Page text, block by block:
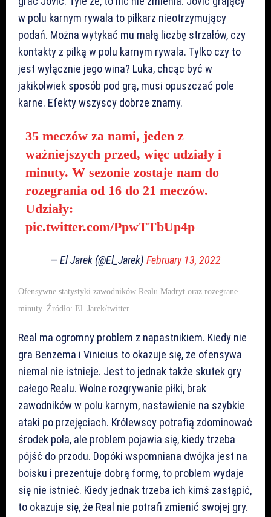
w polu karnym rywala to piłkarz nieotrzymujący
podań. Można wytykać mu małą liczbę strzałów, czy
kontakty z piłką w polu karnym rywala. Tylko czy to
jest wyłącznie jego wina? Luka, chcąc być w
jakikolwiek sposób pod grą, musi opuszczać pole
karne. Efekty wszyscy dobrze znamy.
35 meczów za nami, jeden z
ważniejszych przed, więc udziały i
minuty. W sezonie zostaje nam do
rozegrania od 16 do 21 meczów.
Udziały:
pic.twitter.com/PpwTTbUp4p
— El Jarek (@El_Jarek) February 13, 2022
Ofensywne statystyki zawodników Realu Madryt oraz rozegrane
minuty. Źródło: El_Jarek/twitter
Real ma ogromny problem z napastnikiem. Kiedy nie
gra Benzema i Vinicius to okazuje się, że ofensywa
niemal nie istnieje. Jest to jednak także skutek gry
całego Realu. Wolne rozgrywanie piłki, brak
zawodników w polu karnym, nastawienie na szybkie
ataki po przejęciach. Królewscy potrafią zdominować
środek pola, ale problem pojawia się, kiedy trzeba
pójść do przodu. Dopóki wspomniana dwójka jest na
boisku i prezentuje dobrą formę, to problem wydaje
się nie istnieć. Kiedy jednak trzeba ich kimś zastąpić,
to okazuje się, że Real nie potrafi zmienić swojej gry.